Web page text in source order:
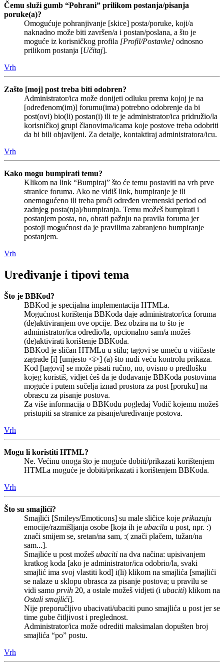
Čemu služi gumb “Pohrani” prilikom postanja/pisanja
poruke(a)?
Omogućuje pohranjivanje [skice] posta/poruke, koji/a
naknadno može biti završen/a i postan/poslana, a što je
moguće iz korisničkog profila [Profil/Postavke] odnosno
prilikom postanja [Učitaj].
Vrh
Zašto [moj] post treba biti odobren?
Administrator/ica može donijeti odluku prema kojoj je na
[određenom(im)] forumu(ima) potrebno odobrenje da bi
post(ovi) bio(li) postan(i) ili te je administrator/ica pridružio/la
korisničkoj grupi članovima/icama koje postove treba odobriti
da bi bili objavljeni. Za detalje, kontaktiraj administratora/icu.
Vrh
Kako mogu bumpirati temu?
Klikom na link “Bumpiraj” što će temu postaviti na vrh prve
stranice foruma. Ako ne vidiš link, bumpiranje je ili
onemogućeno ili treba proći određen vremenski period od
zadnjeg posta(nja)/bumpiranja. Temu možeš bumpirati i
postanjem posta, no, obrati pažnju na pravila foruma jer
postoji mogućnost da je pravilima zabranjeno bumpiranje
postanjem.
Vrh
Uređivanje i tipovi tema
Što je BBKod?
BBKod je specijalna implementacija HTMLa.
Mogućnost korištenja BBKoda daje administrator/ica foruma
(de)aktiviranjem ove opcije. Bez obzira na to što je
administrator/ica odredio/la, opcionalno sam/a možeš
(de)aktivirati korištenje BBKoda.
BBKod je sličan HTMLu u stilu; tagovi se umeću u vitičaste
zagrade [i] [umjesto <i>] (a) što nudi veću kontrolu prikaza.
Kod [tagovi] se može pisati ručno, no, ovisno o predlošku
kojeg koristiš, vidjet ćeš da je dodavanje BBKoda postovima
moguće i putem sučelja iznad prostora za post [poruku] na
obrascu za pisanje postova.
Za više informacija o BBKodu pogledaj Vodič kojemu možeš
pristupiti sa stranice za pisanje/uređivanje postova.
Vrh
Mogu li koristiti HTML?
Ne. Većinu onoga što je moguće dobiti/prikazati korištenjem
HTMLa moguće je dobiti/prikazati i korištenjem BBKoda.
Vrh
Što su smajlići?
Smajlići [Smileys/Emoticons] su male sličice koje prikazuju
emocije/razmišljanja osobe [koja ih je ubacila u post, npr. :)
znači smijem se, sretan/na sam, :( znači plačem, tužan/na
sam...].
Smajliće u post možeš ubaciti na dva načina: upisivanjem
kratkog koda [ako je administrator/ica odobrio/la, svaki
smajlić ima svoj vlastiti kod] i(li) klikom na smajlića [smajlići
se nalaze u sklopu obrasca za pisanje postova; u pravilu se
vidi samo prvih 20, a ostale možeš vidjeti (i ubaciti) klikom na
Ostali smajlići].
Nije preporučljivo ubacivati/ubaciti puno smajlića u post jer se
time gube čitljivost i preglednost.
Administrator/ica može odrediti maksimalan dopušten broj
smajlića “po” postu.
Vrh